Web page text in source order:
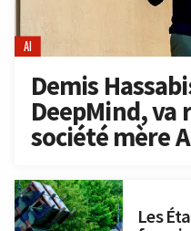
AI
Demis
DeepMind, va
société mère
Les